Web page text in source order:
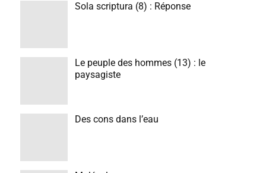
Sola scriptura (8) : Réponse
Le peuple des hommes (13) : le
paysagiste
Des cons dans l’eau